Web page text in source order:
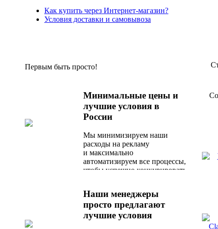
Как купить через Интернет-магазин?
Условия доставки и самовывоза
Первым быть просто!
Минимальные цены и
лучшие условия в
России
Мы минимизируем наши
расходы на рекламу
и максимально
автоматизируем все процессы,
чтобы успешно конкурировать
Наши менеджеры
просто предлагают
лучшие условия